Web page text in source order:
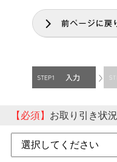
【必須】 お取り引き状況